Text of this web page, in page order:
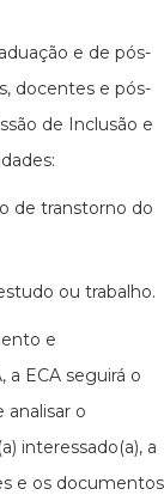
e de pós-
docentes e pós-
de Inclusão e
de transtorno do
ou trabalho.
e
a ECA seguirá o
o
interessado(a), a
e os documentos